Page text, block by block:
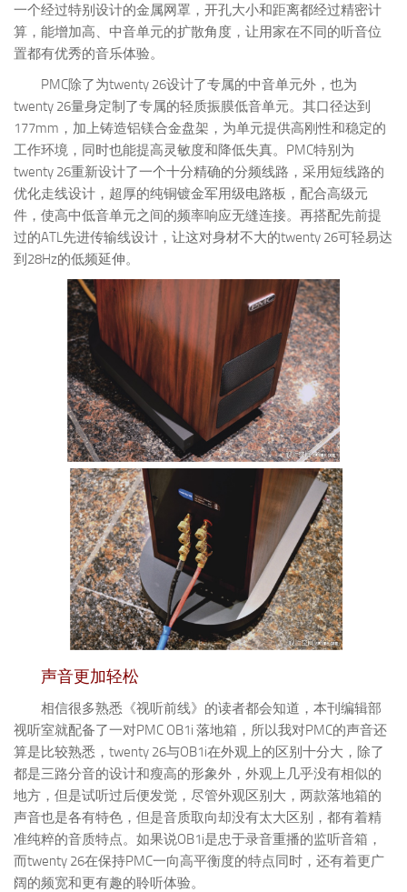
一个经过特别设计的金属网罩，开孔大小和距离都经过精密计
算，能增加高、中音单元的扩散角度，让用家在不同的听音位
置都有优秀的音乐体验。
PMC除了为twenty 26设计了专属的中音单元外，也为
twenty 26量身定制了专属的轻质振膜低音单元。其口径达到
177mm，加上铸造铝镁合金盘架，为单元提供高刚性和稳定的
工作环境，同时也能提高灵敏度和降低失真。PMC特别为
twenty 26重新设计了一个十分精确的分频线路，采用短线路的
优化走线设计，超厚的纯铜镀金军用级电路板，配合高级元
件，使高中低音单元之间的频率响应无缝连接。再搭配先前提
过的ATL先进传输线设计，让这对身材不大的twenty 26可轻易达
到28Hz的低频延伸。
声音更加轻松
相信很多熟悉《视听前线》的读者都会知道，本刊编辑部
视听室就配备了一对PMC OB1i 落地箱，所以我对PMC的声音还
算是比较熟悉，twenty 26与OB1i在外观上的区别十分大，除了
都是三路分音的设计和瘦高的形象外，外观上几乎没有相似的
地方，但是试听过后便发觉，尽管外观区别大，两款落地箱的
声音也是各有特色，但是音质取向却没有太大区别，都有着精
准纯粹的音质特点。如果说OB1i是忠于录音重播的监听音箱，
而twenty 26在保持PMC一向高平衡度的特点同时，还有着更广
阔的频宽和更有趣的聆听体验。